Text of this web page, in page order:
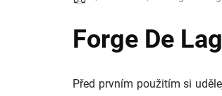
Forge De
Před prvním použitím si